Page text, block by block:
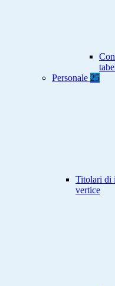
Personale 25
Titolari di
vertice